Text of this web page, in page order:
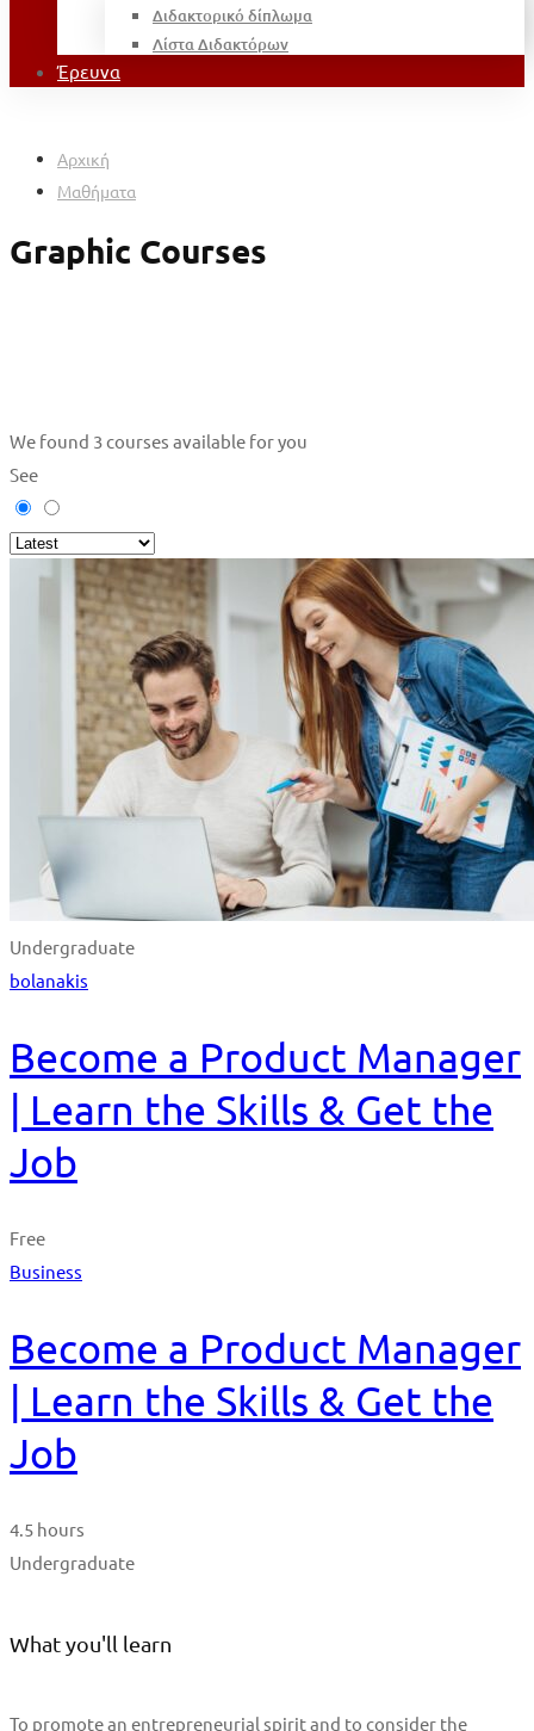
Διδακτορικό δίπλωμα
Λίστα Διδακτόρων
Έρευνα
Αρχική
Μαθήματα
Graphic Courses
We found 3courses available for you
See
Undergraduate
bolanakis
Become a Product Manager
| Learn the Skills & Get the
Job
Free
Business
Become a Product Manager
| Learn the Skills & Get the
Job
4.5 hours
Undergraduate
What you'll learn
To promote an entrepreneurial spirit and to consider the